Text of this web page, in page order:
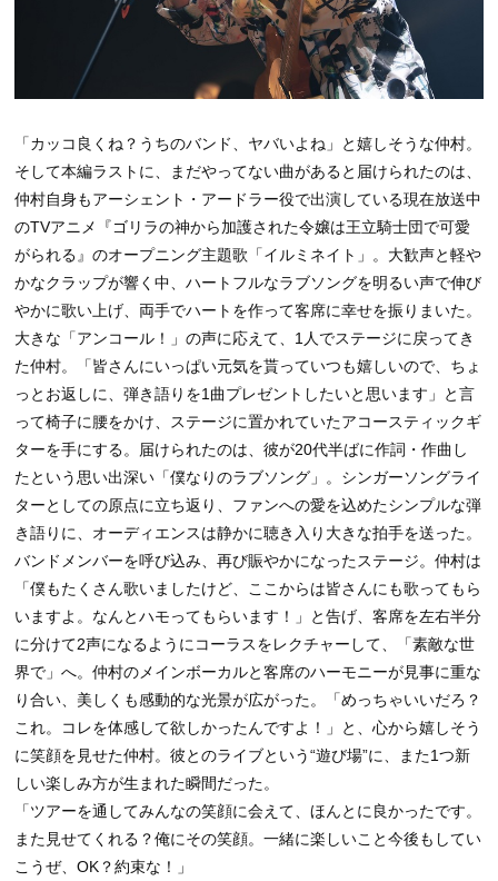
「カッコ良くね？うちのバンド、ヤバいよね」と嬉しそうな仲村。
そして本編ラストに、まだやってない曲があると届けられたのは、
仲村自身もアーシェント・アードラー役で出演している現在放送中
のTVアニメ『ゴリラの神から加護された令嬢は王立騎士団で可愛
がられる』のオープニング主題歌「イルミネイト」。大歓声と軽や
かなクラップが響く中、ハートフルなラブソングを明るい声で伸び
やかに歌い上げ、両手でハートを作って客席に幸せを振りまいた。
大きな「アンコール！」の声に応えて、1人でステージに戻ってき
た仲村。「皆さんにいっぱい元気を貰っていつも嬉しいので、ちょ
っとお返しに、弾き語りを1曲プレゼントしたいと思います」と言
って椅子に腰をかけ、ステージに置かれていたアコースティックギ
ターを手にする。届けられたのは、彼が20代半ばに作詞・作曲し
たという思い出深い「僕なりのラブソング」。シンガーソングライ
ターとしての原点に立ち返り、ファンへの愛を込めたシンプルな弾
き語りに、オーディエンスは静かに聴き入り大きな拍手を送った。
バンドメンバーを呼び込み、再び賑やかになったステージ。仲村は
「僕もたくさん歌いましたけど、ここからは皆さんにも歌ってもら
いますよ。なんとハモってもらいます！」と告げ、客席を左右半分
に分けて2声になるようにコーラスをレクチャーして、「素敵な世
界で」へ。仲村のメインボーカルと客席のハーモニーが見事に重な
り合い、美しくも感動的な光景が広がった。「めっちゃいいだろ？
これ。コレを体感して欲しかったんですよ！」と、心から嬉しそう
に笑顔を見せた仲村。彼とのライブという“遊び場”に、また1つ新
しい楽しみ方が生まれた瞬間だった。
「ツアーを通してみんなの笑顔に会えて、ほんとに良かったです。
また見せてくれる？俺にその笑顔。一緒に楽しいこと今後もしてい
こうぜ、OK？約束な！」